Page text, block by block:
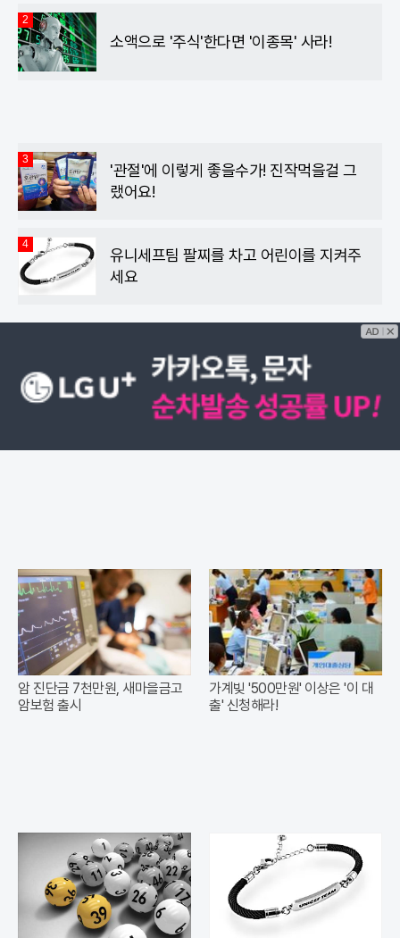
2
소액으로 '주식'한다면 '이종목' 사라!
3
'관절'에 이렇게 좋을수가! 진작먹을걸 그
랬어요!
4
유니세프팀 팔찌를 차고 어린이를 지켜주
세요
암 진단금 7천만원, 새마을금고
암보험 출시
가계빚 '500만원' 이상은 '이 대
출' 신청해라!